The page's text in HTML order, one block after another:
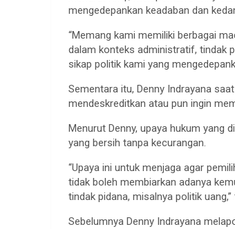
mengedepankan keadaban dan
“Memang kami memiliki berbagai
dalam konteks administratif, tindak
sikap politik kami yang
Sementara itu, Denny Indrayana
mendeskreditkan atau pun ingin
Menurut Denny, upaya hukum yang
yang bersih tanpa kecurangan.
“Upaya ini untuk menjaga agar
tidak boleh membiarkan adanya
tindak pidana, misalnya politik uang,”
Sebelumnya Denny Indrayana